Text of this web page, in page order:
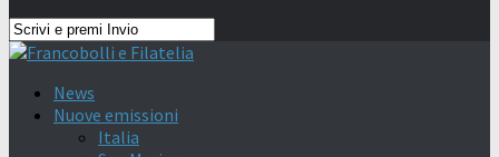
News
Nuove emissioni
Italia